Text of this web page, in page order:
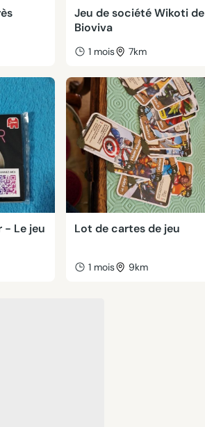
Jeu de société Wikoti de
Bioviva
1 mois 7km
- Le jeu
Lot de cartes de jeu
1 mois 9km